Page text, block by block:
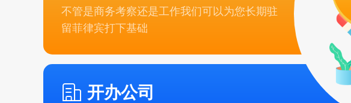
不管是商务考察还是工作我们可以为您长期驻
留菲律宾打下基础
开办公司